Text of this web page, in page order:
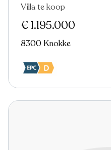
Nieuw
Villa te koop
€ 1.195.000
8300 Knokke